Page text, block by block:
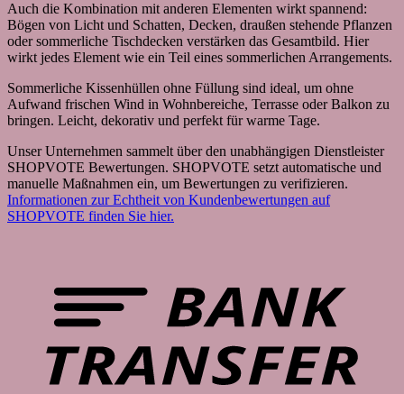
Auch die Kombination mit anderen Elementen wirkt spannend:
Bögen von Licht und Schatten, Decken, draußen stehende Pflanzen
oder sommerliche Tischdecken verstärken das Gesamtbild. Hier
wirkt jedes Element wie ein Teil eines sommerlichen Arrangements.
Sommerliche Kissenhüllen ohne Füllung sind ideal, um ohne
Aufwand frischen Wind in Wohnbereiche, Terrasse oder Balkon zu
bringen. Leicht, dekorativ und perfekt für warme Tage.
Unser Unternehmen sammelt über den unabhängigen Dienstleister
SHOPVOTE Bewertungen. SHOPVOTE setzt automatische und
manuelle Maßnahmen ein, um Bewertungen zu verifizieren.
Informationen zur Echtheit von Kundenbewertungen auf
SHOPVOTE finden Sie hier.